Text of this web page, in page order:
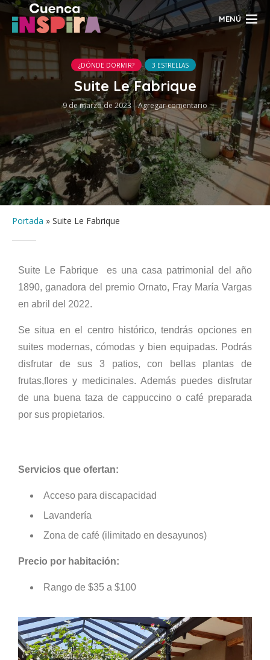
MENÚ
¿DÓNDE DORMIR? 3 ESTRELLAS
Suite Le Fabrique
9 de marzo de 2023 Agregar comentario
Portada » Suite Le Fabrique
Suite Le Fabrique es una casa patrimonial del año
1890, ganadora del premio Ornato, Fray María Vargas
en abril del 2022.
Se situa en el centro histórico, tendrás opciones en
suites modernas, cómodas y bien equipadas. Podrás
disfrutar de sus 3 patios, con bellas plantas de
frutas,flores y medicinales. Además puedes disfrutar
de una buena taza de cappuccino o café preparada
por sus propietarios.
Servicios que ofertan:
Acceso para discapacidad
Lavandería
Zona de café (ilimitado en desayunos)
Precio por habitación:
Rango de $35 a $100